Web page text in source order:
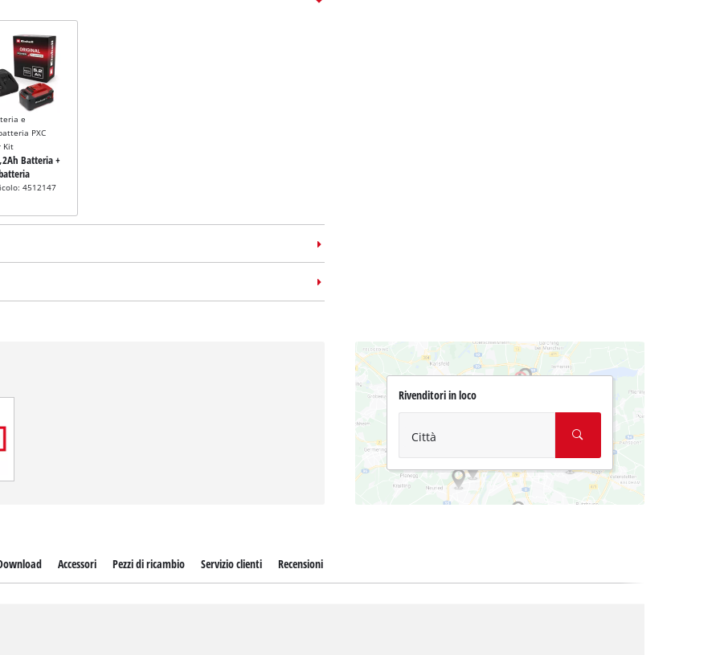
e
PXC
Kit
Batteria +
4512147
Rivenditori in loco
Città
Accessori Pezzi di ricambio Servizio clienti Recensioni